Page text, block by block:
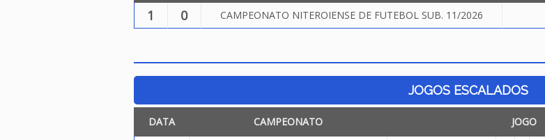
1 0 CAMPEONATO NITEROIENSE DE FUTEBOL SUB. 11/2026
JOGOS ESCALADOS
DATA CAMPEONATO JOGO